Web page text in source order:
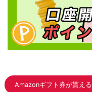
Amazonギフト券が貰える